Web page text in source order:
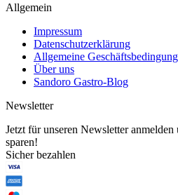
Allgemein
Impressum
Datenschutzerklärung
Allgemeine
Über uns
Sandoro Gastro-Blog
Newsletter
Jetzt für unseren Newsletter
sparen!
Sicher bezahlen